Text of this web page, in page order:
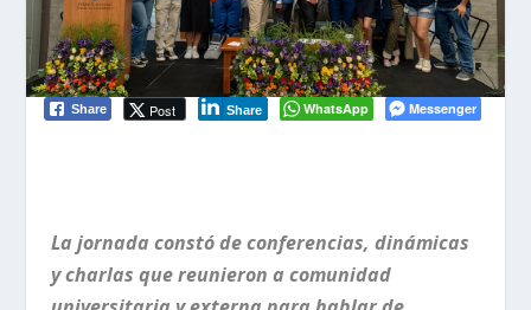
Share Post Share WhatsApp Messenger
La jornada constó de conferencias, dinámicas
y charlas que reunieron a comunidad